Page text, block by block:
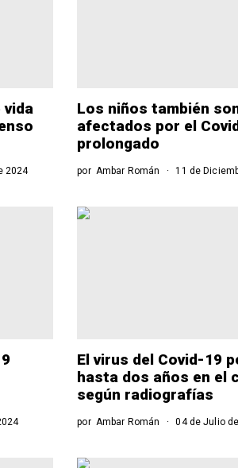
vida
2024
Los niños también
afectados por el
prolongado
por Ambar Román 11 de
El virus del Covid-19
hasta dos años en el
según radiografías
por Ambar Román 04 de Julio